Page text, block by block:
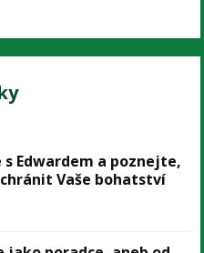
s Edwardem a poznejte,
Vaše bohatství